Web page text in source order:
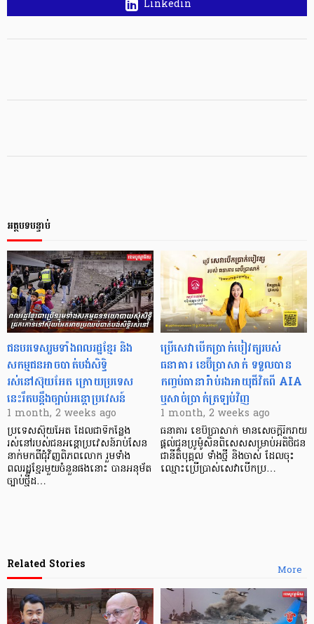
Linkedin
អត្ថបទបន្ទាប់
ជនបរទេសរួមទាំងពលរដ្ឋខ្មែរ និង
សកម្មជនអាចបាត់បង់សិទ្ធិ
រស់នៅស៊ុយអែត ក្រោយប្រទេស
នេះរឹតបន្តឹងច្បាប់អន្តោប្រវេសន៍
1 month, 2 weeks ago
ប្រទេសស៊ុយអែត ដែលជាទីកន្លែង
រស់នៅរបស់ជនអន្តោប្រវេសន៍រាប់សែន
នាក់មកពីជុំវិញពិភពលោក រួមទាំង
ពលរដ្ឋខ្មែរមួយចំនួនផងនោះ បានអនុម័ត
ច្បាប់ថ្មីដ…
ប្រើសេវាបើកប្រាក់បៀវត្សរបស់
ធនាគារ ខេប៊ីប្រាសាក់ ទទួលបាន
កញ្ចប់ធានារ៉ាប់រងអាយុជីវិតពី AIA
ឬសាច់ប្រាក់ត្រឡប់វិញ
1 month, 2 weeks ago
ធនាគារ ខេប៊ីប្រាសាក់ មានសេចក្ដីរីករាយ
ផ្តល់ជូនប្រូម៉ូសិនពិសេសសម្រាប់អតិថិជន
ជានីតិបុគ្គល ទាំងថ្មី និងចាស់ ដែលចុះ
ឈ្មោះប្រើប្រាស់សេវាបើកប្រ…
More
Related Stories